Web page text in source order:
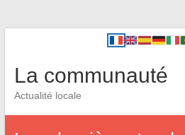
La communauté
Actualité locale